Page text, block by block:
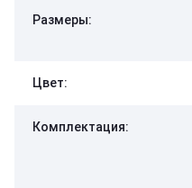
Размеры:
Цвет:
Комплектация: